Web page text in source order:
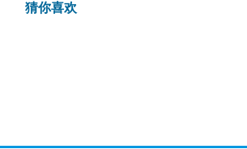
猜你喜欢